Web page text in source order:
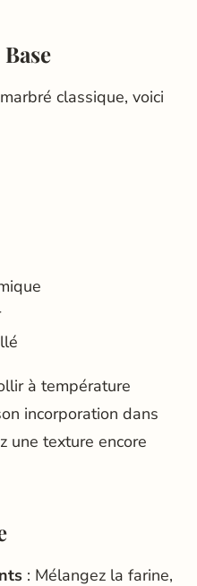
classique, voici
à température
incorporation dans
une texture encore
: Mélangez la farine,